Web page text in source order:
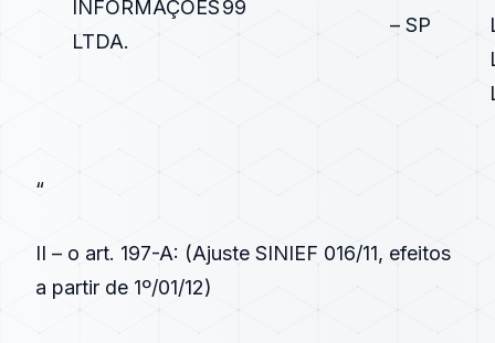
INFORMAÇÕES
LTDA.
99
– SP
“
II – o art. 197-A: (Ajuste SINIEF 016/11, efeitos
a partir de 1º/01/12)